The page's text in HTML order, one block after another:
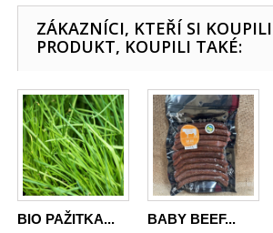
ZÁKAZNÍCI, KTEŘÍ SI
PRODUKT, KOUPILI TAKÉ:
BIO PAŽITKA... BABY BEEF...